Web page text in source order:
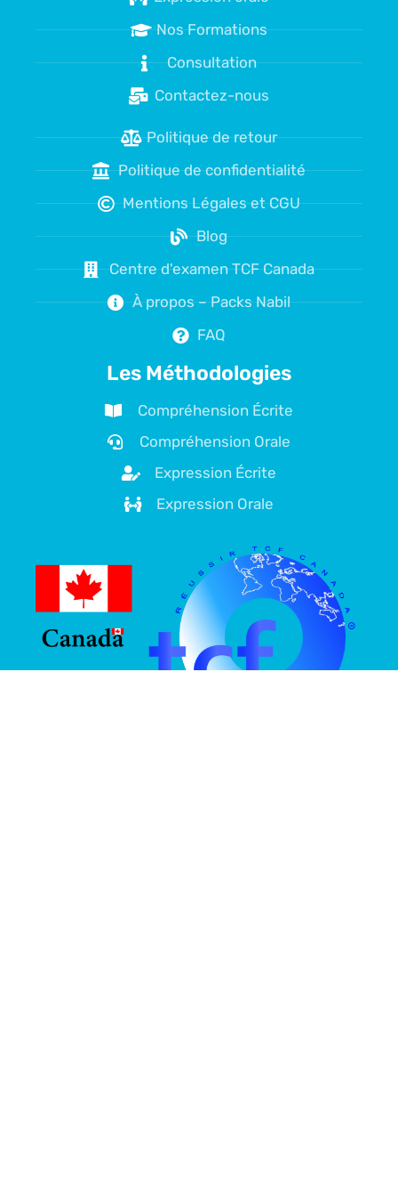
Nos Formations
Consultation
Contactez-nous
Politique de retour
Politique de confidentialité
Mentions Légales et CGU
Blog
Centre d'examen TCF Canada
À propos – Packs Nabil
FAQ
Les Méthodologies
Compréhension Écrite
Compréhension Orale
Expression Écrite
Expression Orale